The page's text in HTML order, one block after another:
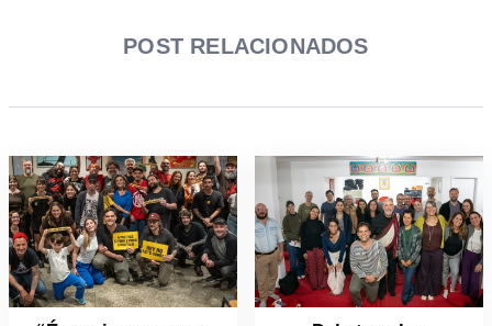
POST RELACIONADOS